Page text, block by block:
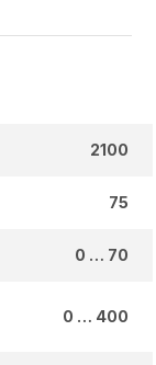
2100
75
0 … 70
0 … 400